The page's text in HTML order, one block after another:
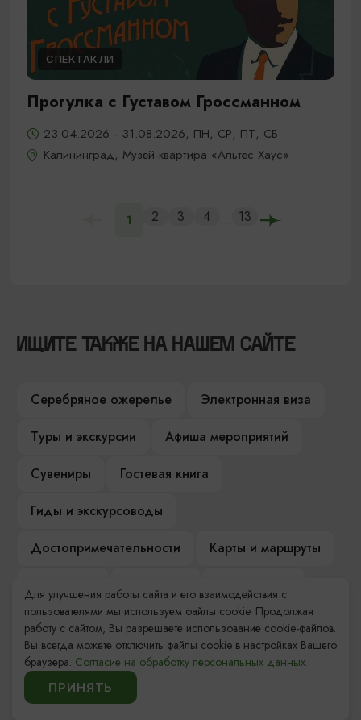
СПЕКТАКЛИ
Прогулка с Густавом Гроссманном
23.04.2026 - 31.08.2026, ПН, СР, ПТ, СБ
Калининград, Музей-квартира «Альтес Хаус»
1 2 3 4 ... 13
ИЩИТЕ ТАКЖЕ НА НАШЕМ САЙТЕ
Серебряное ожерелье
Электронная виза
Туры и экскурсии
Афиша мероприятий
Сувениры
Гостевая книга
Гиды и экскурсоводы
Достопримечательности
Карты и маршруты
Компас Балтийской кухни
Настоящий Калининградец
Музеи
Для улучшения работы сайта и его взаимодействия с
пользователями мы используем файлы cookie. Продолжая
работу с сайтом, Вы разрешаете использование cookie-файлов.
Вы всегда можете отключить файлы cookie в настройках Вашего
браузера. Согласие на обработку персональных данных.
ПРИНЯТЬ